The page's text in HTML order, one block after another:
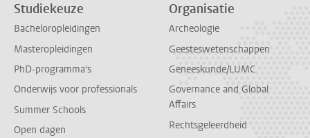
Studiekeuze
Bacheloropleidingen
Masteropleidingen
PhD-programma's
Onderwijs voor professionals
Summer Schools
Open dagen
Organisatie
Archeologie
Geesteswetenschappen
Geneeskunde/LUMC
Governance and Global
Affairs
Rechtsgeleerdheid